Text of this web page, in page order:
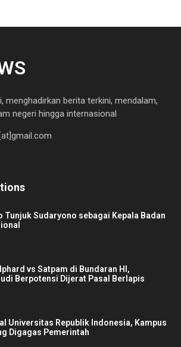
menghadirkan berita terkini, mendalam,
negeri hingga internasional
Tunjuk Sudaryono sebagai Kepala Badan
vs Satpam di Bundaran HI,
Berpotensi Dijerat Pasal Berlapis
Universitas Republik Indonesia, Kampus
Digagas Pemerintah